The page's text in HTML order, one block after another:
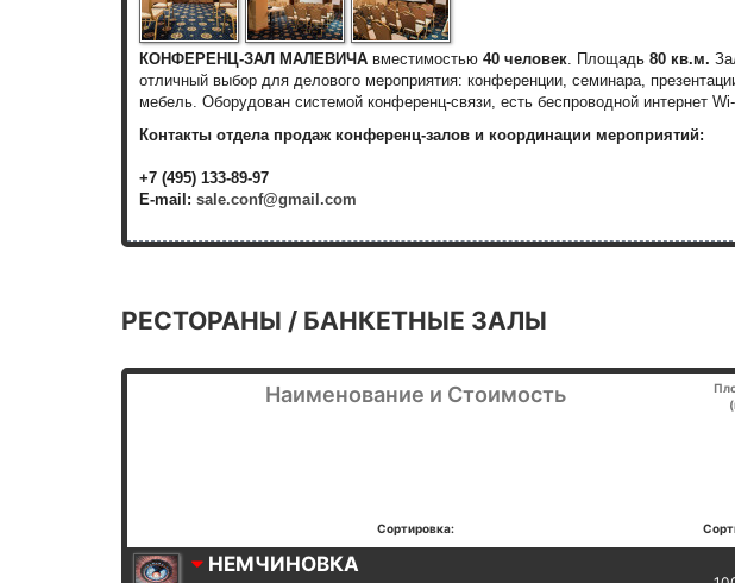
КОНФЕРЕНЦ-ЗАЛ МАЛЕВИЧА вместимостью 40 человек. Площадь 80 кв.м.
отличный выбор для делового мероприятия: конференции, семинара,
мебель. Оборудован системой конференц-связи, есть беспроводной интернет
Контакты отдела продаж конференц-залов и координации мероприятий:
+7 (495) 133-89-97
E-mail: sale.conf@gmail.com
РЕСТОРАНЫ / БАНКЕТНЫЕ ЗАЛЫ
Наименование и Стоимость
Сортировка:
НЕМЧИНОВКА